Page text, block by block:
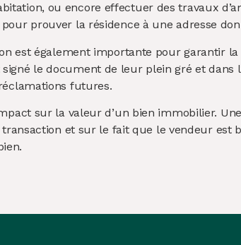
ou encore effectuer des travaux
prouver la résidence à une adresse
est également importante pour garantir
le document de leur plein gré et dans
futures.
sur la valeur d’un bien immobilier.
et sur le fait que le vendeur